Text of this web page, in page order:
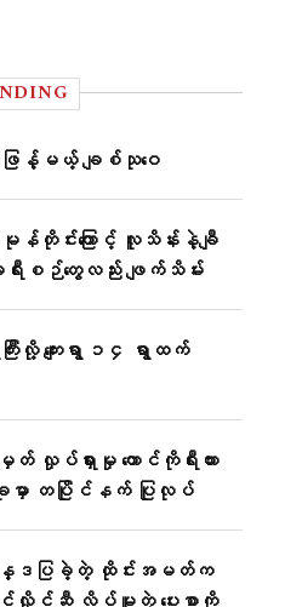
ဖြန့်မယ့် ချစ်သုဝေ
တိုင်းကြောင့် လူသိန်းနဲ့ချီ
ခရီးစဉ်တွေလည်း ဖျက်သိမ်း
းလို့ ကျေးရွာ ၁၄ ရွာထက်
လှုပ်ရှားမှု တောင်ကိုရီးယား
မှာ တပြိုင်နက် ပြုလုပ်
န္ဒပြခဲ့တဲ့ ထိုင်းအမတ်က
ာင်လှိုင်ဆီ လိပ်မူတဲ့ ပေးစာကို